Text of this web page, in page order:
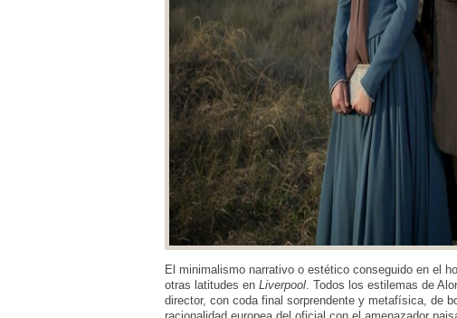
El minimalismo narrativo o estético conseguido en el
otras latitudes en Liverpool . Todos los estilemas de
director, con coda final sorprendente y metafísica, de